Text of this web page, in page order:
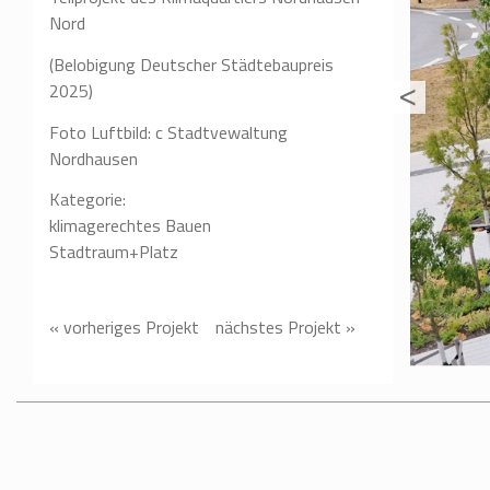
Nord
(Belobigung Deutscher Städtebaupreis
2025)
Foto Luftbild: c Stadtvewaltung
Nordhausen
Kategorie:
klimagerechtes Bauen
Stadtraum+Platz
« vorheriges Projekt nächstes Projekt »